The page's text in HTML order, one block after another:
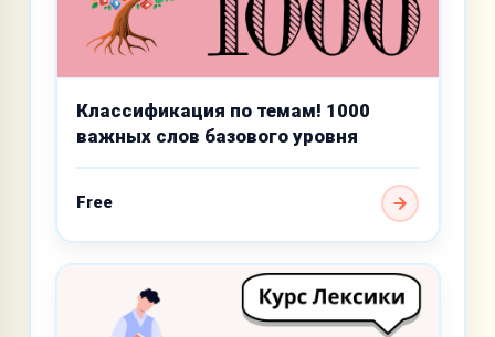
Классификация по темам! 1000
важных слов базового уровня
Free